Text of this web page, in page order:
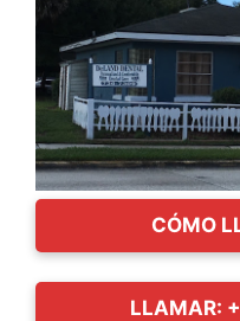
CÓMO
LLAMAR: